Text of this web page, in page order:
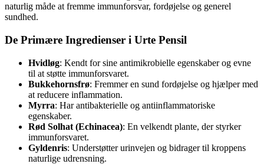
naturlig måde at fremme immunforsvar, fordøjelse og generel
sundhed.
De Primære Ingredienser i Urte Pensil
Hvidløg: Kendt for sine antimikrobielle egenskaber og evne
til at støtte immunforsvaret.
Bukkehornsfrø: Fremmer en sund fordøjelse og hjælper med
at reducere inflammation.
Myrra: Har antibakterielle og antiinflammatoriske
egenskaber.
Rød Solhat (Echinacea): En velkendt plante, der styrker
immunforsvaret.
Gyldenris: Understøtter urinvejen og bidrager til kroppens
naturlige udrensning.